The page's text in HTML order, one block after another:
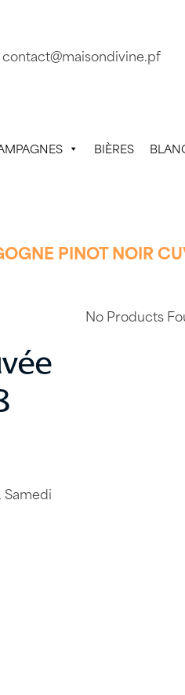
contact@maisondivine.pf
BIÈRES
PINOT NOIR
Samedi
No Products